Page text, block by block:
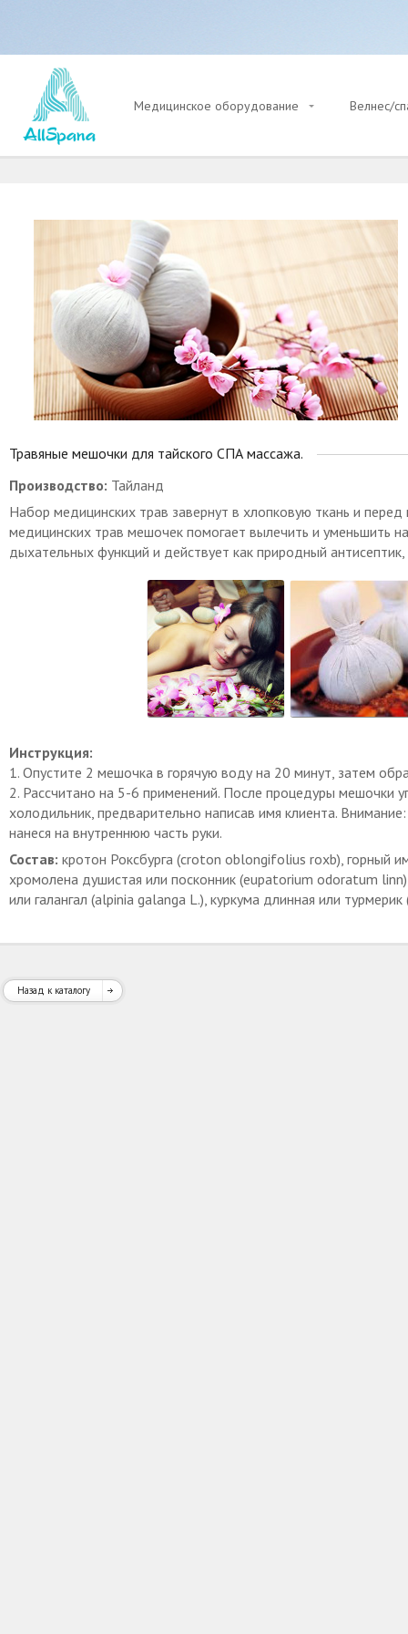
Медицинское оборудование Велнес/
Травяные мешочки для тайского СПА массажа.
Производство: Тайланд
Набор медицинских трав завернут в хлопковую ткань и
медицинских трав мешочек помогает вылечить и уменьшить
дыхательных функций и действует как природный
Инструкция:
1. Опустите 2 мешочка в горячую воду на 20 минут, затем
2. Рассчитано на 5-6 применений. После процедуры мешочки
холодильник, предварительно написав имя клиента.
нанеся на внутреннюю часть руки.
Состав: кротон Роксбурга (croton oblongifolius roxb), горный
хромолена душистая или посконник (eupatorium odoratum
или галангал (alpinia galanga L.), куркума длинная или
Назад к каталогу